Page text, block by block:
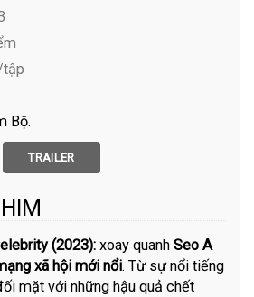
tập
Bộ
TRAILER
(2023):xoay quanhSeo A
xã hội mới nổi. Từ sự nổi tiếng
mặt với những hậu quả chết